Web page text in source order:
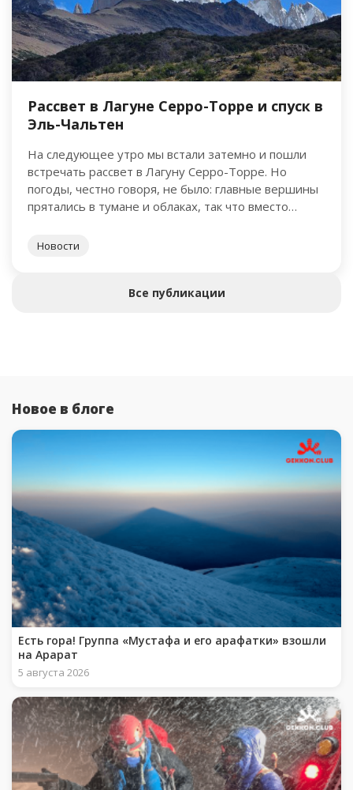
Рассвет в Лагуне Серро-Торре и спуск в
Эль-Чальтен
На следующее утро мы встали затемно и пошли
встречать рассвет в Лагуну Серро-Торре. Но
погоды, честно говоря, не было: главные вершины
прятались в тумане и облаках, так что вместо
Новости
Все публикации
Новое в блоге
Есть гора! Группа «Мустафа и его арафатки» взошли
на Арарат
5 августа 2026